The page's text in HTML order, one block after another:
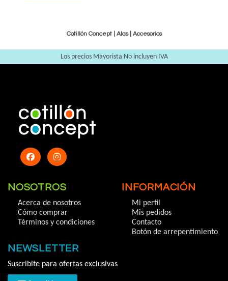
Cotillón Concept | Alas| Accesorios
Los precios Mayorista No incluyen IVA
NOSOTROS
Acerca de nosotros
Cómo comprar
Términos y condiciones
INFORMACIÓN
Mi perfil
Mis pedidos
Contacto
Botón de arrepentimiento
NEWSLETTER
Suscribite para ofertas exclusivas